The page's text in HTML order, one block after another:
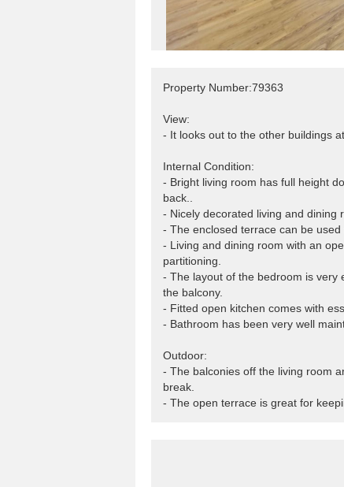
Property Number:79363
View:
- It looks out to the other buildings
Internal Condition:
- Bright living room has full height
back..
- Nicely decorated living and dining
- The enclosed terrace can be used
- Living and dining room with an
partitioning.
- The layout of the bedroom is very
the balcony.
- Fitted open kitchen comes with
- Bathroom has been very well
Outdoor:
- The balconies off the living room
break.
- The open terrace is great for